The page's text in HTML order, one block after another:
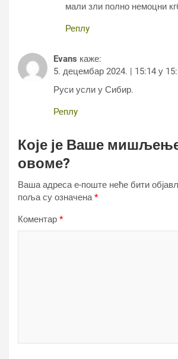
мали зли полно немоцни
Реплy
Evans каже:
5. децембар 2024. | 15:14 у
Руси усли у Сибир.
Реплy
Које је Ваше
овоме?
Ваша адреса е-поште неће бити
поља су означена*
Коментар *